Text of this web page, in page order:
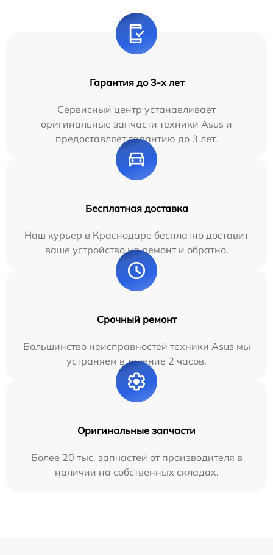
Гарантия до 3-х лет
Сервисный центр устанавливает
оригинальные запчасти техники Asus и
предоставляет гарантию до 3 лет.
Бесплатная доставка
Наш курьер в Краснодаре бесплатно доставит
ваше устройство на ремонт и обратно.
Срочный ремонт
Большинство неисправностей техники Asus мы
устраняем в течение 2 часов.
Оригинальные запчасти
Более 20 тыс. запчастей от производителя в
наличии на собственных складах.